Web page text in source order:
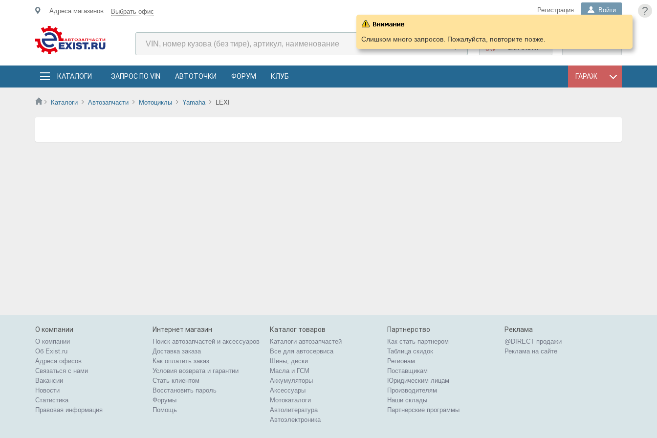
?
Адреса магазинов Выбрать офис Регистрация Войти
ПОДОБРАТЬ
ЗАПЧАСТИ
КАТАЛОГИ ЗАПРОС ПО VIN АВТОТОЧКИ ФОРУМ КЛУБ ГАРАЖ
Каталоги Автозапчасти Мотоциклы Yamaha LEXI
Слишком много запросов. Пожалуйста, повторите позже.
О компании
О компании
Об Exist.ru
Адреса офисов
Связаться с нами
Вакансии
Новости
Статистика
Правовая информация
Интернет магазин
Поиск автозапчастей и аксессуаров
Доставка заказа
Как оплатить заказ
Условия возврата и гарантии
Стать клиентом
Восстановить пароль
Форумы
Помощь
Каталог товаров
Каталоги автозапчастей
Все для автосервиса
Шины, диски
Масла и ГСМ
Аккумуляторы
Аксессуары
Мотокаталоги
Автолитература
Автоэлектроника
Партнерство
Как стать партнером
Таблица скидок
Регионам
Поставщикам
Юридическим лицам
Производителям
Наши склады
Партнерские программы
Реклама
@DIRECT продажи
Реклама на сайте